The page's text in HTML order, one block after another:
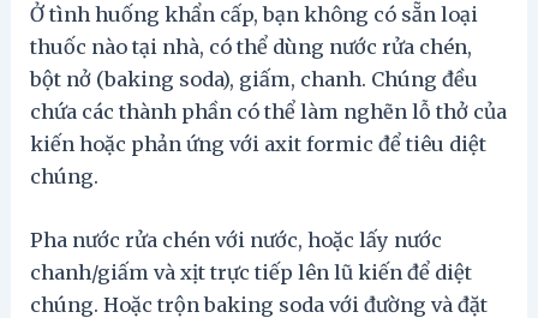
Ở tình huống khẩn cấp, bạn không có sẵn loại
thuốc nào tại nhà, có thể dùng nước rửa chén,
bột nở (baking soda), giấm, chanh. Chúng đều
chứa các thành phần có thể làm nghẽn lỗ thở của
kiến ​​hoặc phản ứng với axit formic để tiêu diệt
chúng.
Pha nước rửa chén với nước, hoặc lấy nước
chanh/giấm và xịt trực tiếp lên lũ kiến ​​để diệt
chúng. Hoặc trộn baking soda với đường và đặt